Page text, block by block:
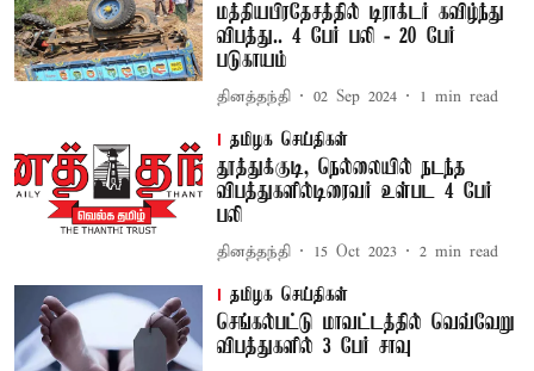
மத்தியபிரதேசத்தில் டிராக்டர் கவிழ்ந்து
விபத்து.. 4 பேர் பலி - 20 பேர்
படுகாயம்
தினத்தந்தி 02 Sep 2024 1 min read
தமிழக செய்திகள்
தூத்துக்குடி, நெல்லையில் நடந்த
விபத்துகளில்டிரைவர் உள்பட 4 பேர்
பலி
தினத்தந்தி 15 Oct 2023 2 min read
தமிழக செய்திகள்
செங்கல்பட்டு மாவட்டத்தில் வெவ்வேறு
விபத்துகளில் 3 பேர் சாவு